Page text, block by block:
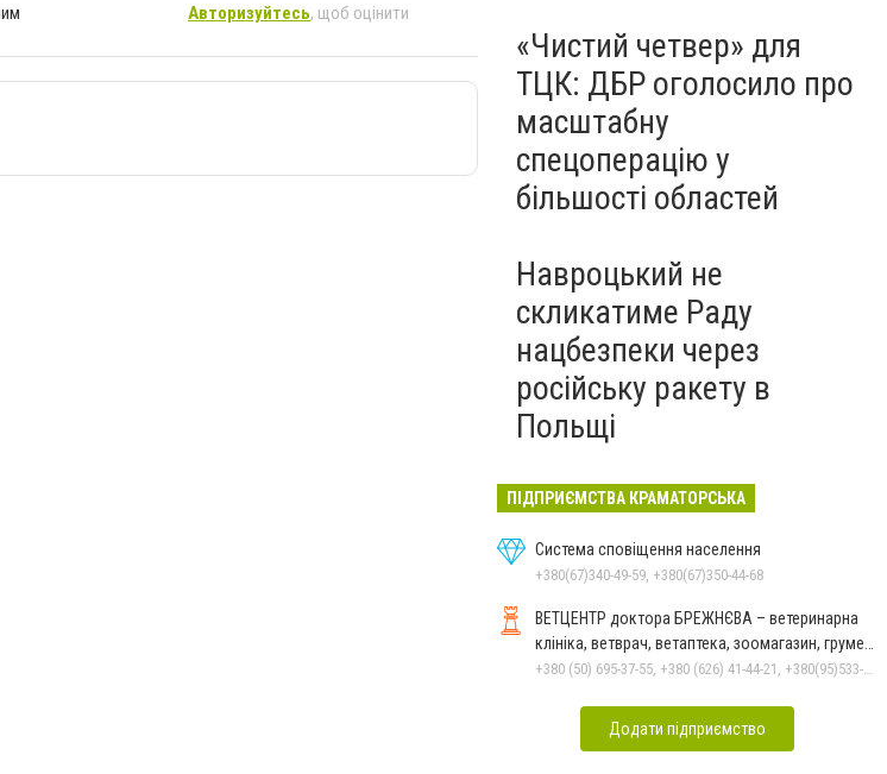
Авторизуйтесь, щоб оцінити
«Чистий четвер» для
ТЦК: ДБР оголосило про
масштабну
спецоперацію у
більшості областей
Навроцький не
скликатиме Раду
нацбезпеки через
російську ракету в
Польщі
ПІДПРИЄМСТВА КРАМАТОРСЬКА
Система сповіщення населення
+380(67)340-49-59, +380(67)350-44-68
ВЕТЦЕНТР доктора БРЕЖНЄВА – ветеринарна
клініка, ветврач, ветаптека, зоомагазин, грумер,
стрижки.
+380 (50) 695-37-55, +380 (626) 41-44-21, +380(95)533-90-03
Додати підприємство